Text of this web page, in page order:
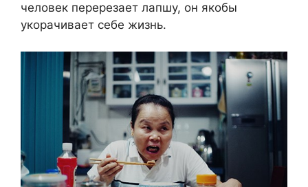
человек перерезает лапшу, он якобы
укорачивает себе жизнь.